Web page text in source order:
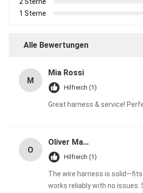
1 Sterne
Alle Bewertungen
M
Mia Rossi
Hilfreich (1)
Great harness & service!
O
Oliver Martinez
Hilfreich (1)
The wire harness is
works reliably with no issues.